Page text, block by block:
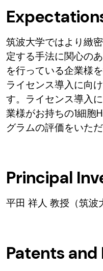
筑波大学ではより緻
定する手法に関心の
を行っている企業様
ライセンス導入に向
す。ライセンス導入
業様がお持ちの1細胞
グラムの評価をいた
Principal
平田 祥人 教授（筑波
Patents